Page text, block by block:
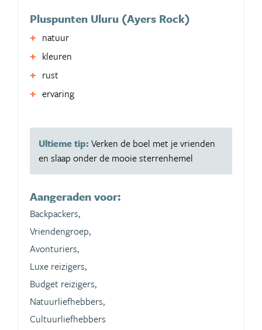
Pluspunten Uluru (Ayers Rock)
natuur
kleuren
rust
ervaring
Ultieme tip: Verken de boel met je vrienden
en slaap onder de mooie sterrenhemel
Aangeraden voor:
Backpackers,
Vriendengroep,
Avonturiers,
Luxe reizigers,
Budget reizigers,
Natuurliefhebbers,
Cultuurliefhebbers